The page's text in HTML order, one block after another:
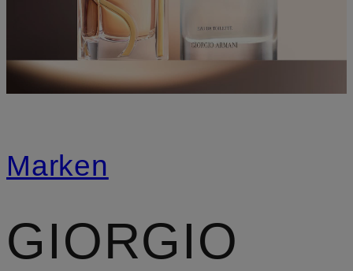
Marken
GIORGIO